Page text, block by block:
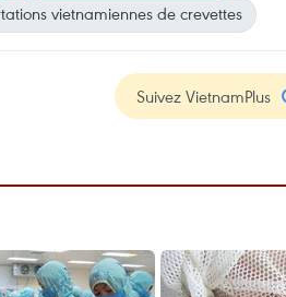
vietnamiennes de crevettes
Suivez VietnamPlus